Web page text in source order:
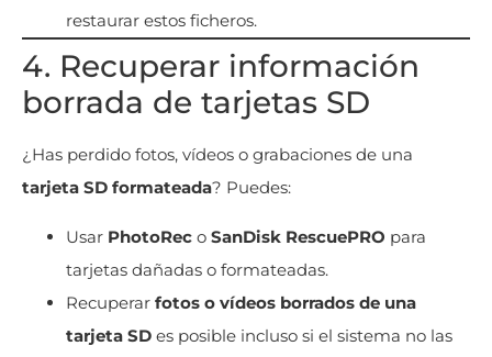
restaurar estos ficheros.
4. Recuperar información
borrada de tarjetas SD
¿Has perdido fotos, vídeos o grabaciones de una
tarjeta SD formateada? Puedes:
Usar PhotoRec o SanDisk RescuePRO para
tarjetas dañadas o formateadas.
Recuperar fotos o vídeos borrados de una
tarjeta SD es posible incluso si el sistema no las